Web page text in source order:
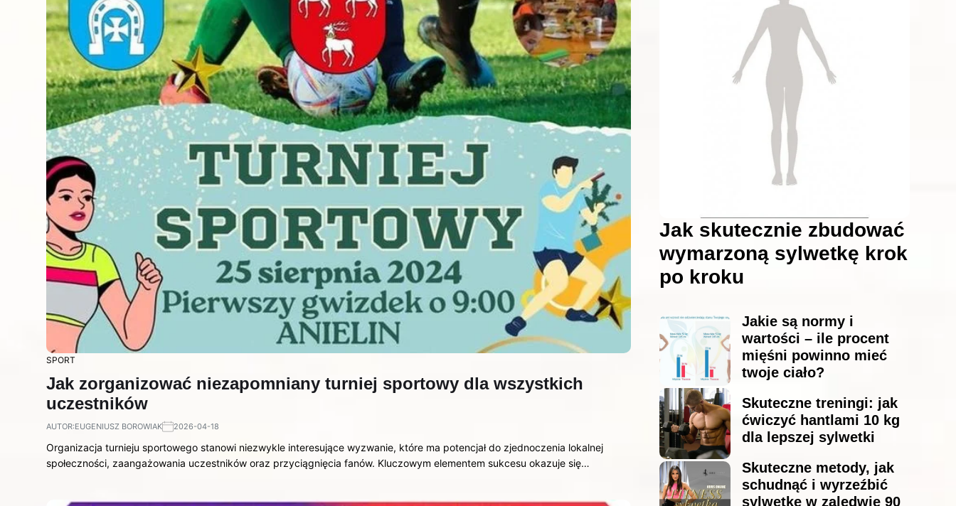
SPORT
Jak zorganizować niezapomniany turniej sportowy dla wszystkich
uczestników
AUTOR:EUGENIUSZ BOROWIAK 2026-04-18
Organizacja turnieju sportowego stanowi niezwykle interesujące wyzwanie, które ma potencjał do zjednoczenia lokalnej
społeczności, zaangażowania uczestników oraz przyciągnięcia fanów. Kluczowym elementem sukcesu okazuje się…
Jak skutecznie zbudować
wymarzoną sylwetkę krok
po kroku
Jakie są normy i
wartości – ile procent
mięśni powinno mieć
twoje ciało?
Skuteczne treningi: jak
ćwiczyć hantlami 10 kg
dla lepszej sylwetki
Skuteczne metody, jak
schudnąć i wyrzeźbić
sylwetkę w zaledwie 90